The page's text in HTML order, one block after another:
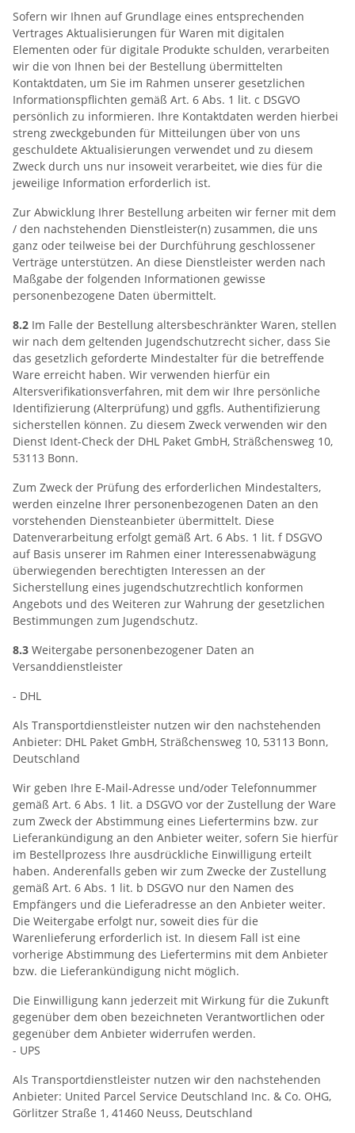
Sofern wir Ihnen auf Grundlage eines entsprechenden
Vertrages Aktualisierungen für Waren mit digitalen
Elementen oder für digitale Produkte schulden, verarbeiten
wir die von Ihnen bei der Bestellung übermittelten
Kontaktdaten, um Sie im Rahmen unserer gesetzlichen
Informationspflichten gemäß Art. 6 Abs. 1 lit. c DSGVO
persönlich zu informieren. Ihre Kontaktdaten werden hierbei
streng zweckgebunden für Mitteilungen über von uns
geschuldete Aktualisierungen verwendet und zu diesem
Zweck durch uns nur insoweit verarbeitet, wie dies für die
jeweilige Information erforderlich ist.
Zur Abwicklung Ihrer Bestellung arbeiten wir ferner mit dem
/ den nachstehenden Dienstleister(n) zusammen, die uns
ganz oder teilweise bei der Durchführung geschlossener
Verträge unterstützen. An diese Dienstleister werden nach
Maßgabe der folgenden Informationen gewisse
personenbezogene Daten übermittelt.
8.2 Im Falle der Bestellung altersbeschränkter Waren, stellen
wir nach dem geltenden Jugendschutzrecht sicher, dass Sie
das gesetzlich geforderte Mindestalter für die betreffende
Ware erreicht haben. Wir verwenden hierfür ein
Altersverifikationsverfahren, mit dem wir Ihre persönliche
Identifizierung (Alterprüfung) und ggfls. Authentifizierung
sicherstellen können. Zu diesem Zweck verwenden wir den
Dienst Ident-Check der DHL Paket GmbH, Sträßchensweg 10,
53113 Bonn.
Zum Zweck der Prüfung des erforderlichen Mindestalters,
werden einzelne Ihrer personenbezogenen Daten an den
vorstehenden Diensteanbieter übermittelt. Diese
Datenverarbeitung erfolgt gemäß Art. 6 Abs. 1 lit. f DSGVO
auf Basis unserer im Rahmen einer Interessenabwägung
überwiegenden berechtigten Interessen an der
Sicherstellung eines jugendschutzrechtlich konformen
Angebots und des Weiteren zur Wahrung der gesetzlichen
Bestimmungen zum Jugendschutz.
8.3 Weitergabe personenbezogener Daten an
Versanddienstleister
- DHL
Als Transportdienstleister nutzen wir den nachstehenden
Anbieter: DHL Paket GmbH, Sträßchensweg 10, 53113 Bonn,
Deutschland
Wir geben Ihre E-Mail-Adresse und/oder Telefonnummer
gemäß Art. 6 Abs. 1 lit. a DSGVO vor der Zustellung der Ware
zum Zweck der Abstimmung eines Liefertermins bzw. zur
Lieferankündigung an den Anbieter weiter, sofern Sie hierfür
im Bestellprozess Ihre ausdrückliche Einwilligung erteilt
haben. Anderenfalls geben wir zum Zwecke der Zustellung
gemäß Art. 6 Abs. 1 lit. b DSGVO nur den Namen des
Empfängers und die Lieferadresse an den Anbieter weiter.
Die Weitergabe erfolgt nur, soweit dies für die
Warenlieferung erforderlich ist. In diesem Fall ist eine
vorherige Abstimmung des Liefertermins mit dem Anbieter
bzw. die Lieferankündigung nicht möglich.
Die Einwilligung kann jederzeit mit Wirkung für die Zukunft
gegenüber dem oben bezeichneten Verantwortlichen oder
gegenüber dem Anbieter widerrufen werden.
- UPS
Als Transportdienstleister nutzen wir den nachstehenden
Anbieter: United Parcel Service Deutschland Inc. & Co. OHG,
Görlitzer Straße 1, 41460 Neuss, Deutschland